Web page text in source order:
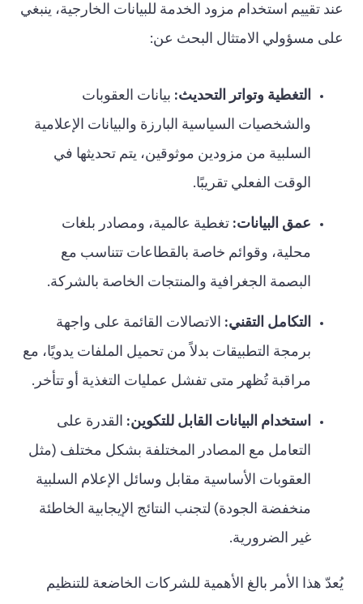
عند تقييم استخدام مزود الخدمة للبيانات الخارجية، ينبغي
على مسؤولي الامتثال البحث عن:
التغطية وتواتر التحديث: بيانات العقوبات
والشخصيات السياسية البارزة والبيانات الإعلامية
السلبية من مزودين موثوقين، يتم تحديثها في
الوقت الفعلي تقريبًا.
عمق البيانات: تغطية عالمية، ومصادر بلغات
محلية، وقوائم خاصة بالقطاعات تتناسب مع
البصمة الجغرافية والمنتجات الخاصة بالشركة.
التكامل التقني: الاتصالات القائمة على واجهة
برمجة التطبيقات بدلاً من تحميل الملفات يدويًا، مع
مراقبة تُظهر متى تفشل عمليات التغذية أو تتأخر.
استخدام البيانات القابل للتكوين: القدرة على
التعامل مع المصادر المختلفة بشكل مختلف (مثل
العقوبات الأساسية مقابل وسائل الإعلام السلبية
منخفضة الجودة) لتجنب النتائج الإيجابية الخاطئة
غير الضرورية.
يُعدّ هذا الأمر بالغ الأهمية للشركات الخاضعة للتنظيم